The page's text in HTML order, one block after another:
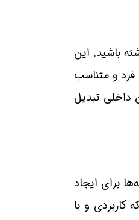
باشید. این
و متناسب
داخلی تبدیل
برای ایجاد
و با